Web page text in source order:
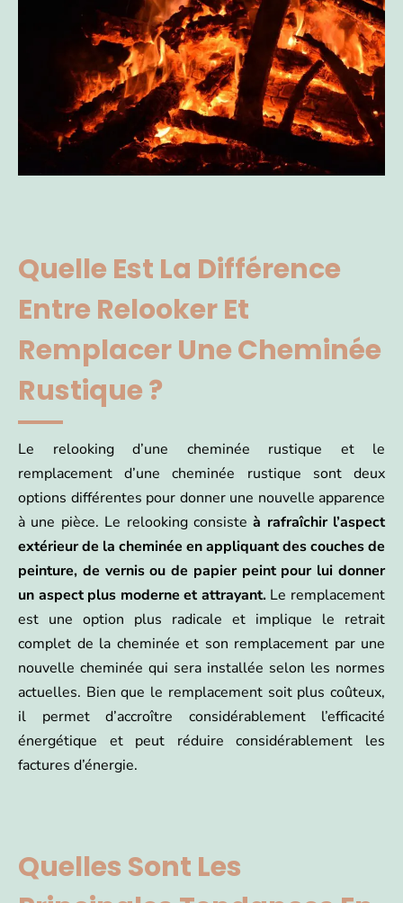
Quelle Est La Différence
Entre Relooker Et
Remplacer Une Cheminée
Rustique ?
Le relooking d’une cheminée rustique et le
remplacement d’une cheminée rustique sont deux
options différentes pour donner une nouvelle apparence
à une pièce. Le relooking consisteà rafraîchir l’aspect
extérieur de la cheminée en appliquant des couches de
peinture, de vernis ou de papier peint pour lui donner
un aspect plus moderne et attrayant.Le remplacement
est une option plus radicale et implique le retrait
complet de la cheminée et son remplacement par une
nouvelle cheminée qui sera installée selon les normes
actuelles. Bien que le remplacement soit plus coûteux,
il permet d’accroître considérablement l’efficacité
énergétique et peut réduire considérablement les
factures d’énergie.
Quelles Sont Les